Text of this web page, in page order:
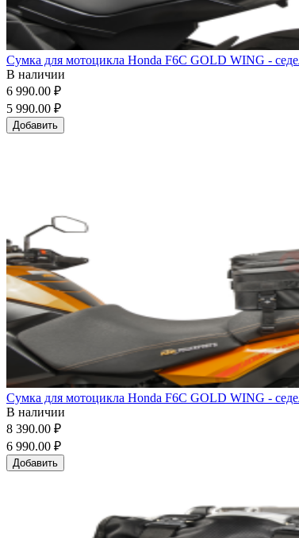
Сумка для мотоцикла Honda F6C GOLD WING -
В наличии
6 990.00 ₽
5 990.00 ₽
Добавить
Сумка для мотоцикла Honda F6C GOLD WING -
В наличии
8 390.00 ₽
6 990.00 ₽
Добавить